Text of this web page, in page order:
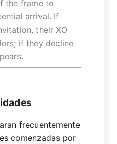
the frame to
arrival. If
their XO
if they decline
frecuentemente
comenzadas por